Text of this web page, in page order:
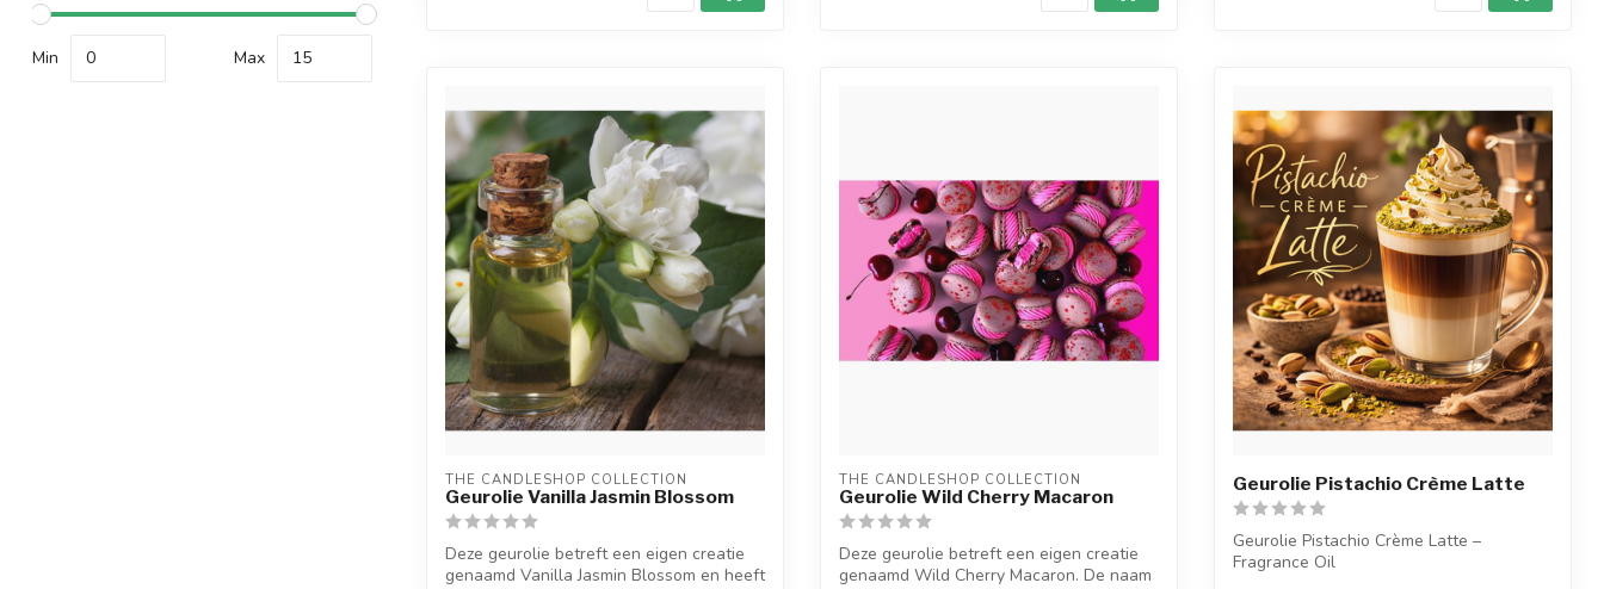
Min Max
THE CANDLESHOP COLLECTION
Geurolie Vanilla Jasmin Blossom
Deze geurolie betreft een eigen creatie
genaamd Vanilla Jasmin Blossom en heeft
THE CANDLESHOP COLLECTION
Geurolie Wild Cherry Macaron
Deze geurolie betreft een eigen creatie
genaamd Wild Cherry Macaron. De naam
Geurolie Pistachio Crème Latte
Geurolie Pistachio Crème Latte –
Fragrance Oil